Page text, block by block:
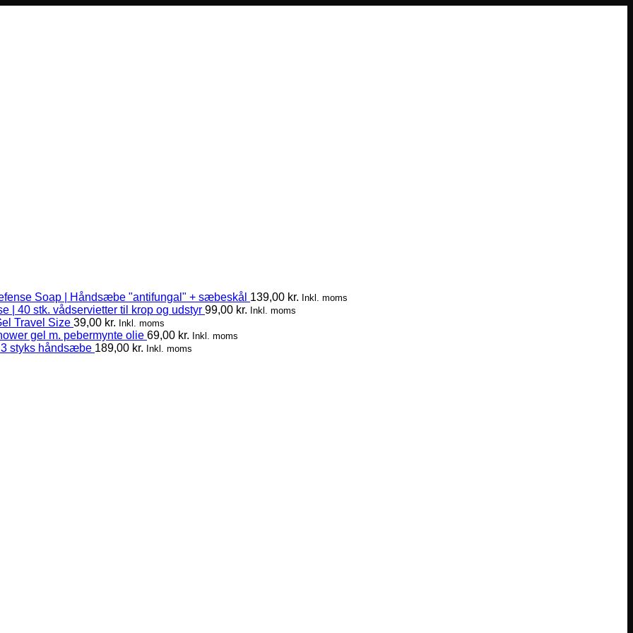
Soap | Håndsæbe "antifungal" + sæbeskål 139,00 kr. Inkl. moms
| 40 stk. vådservietter til krop og udstyr 99,00 kr. Inkl. moms
Travel Size 39,00 kr. Inkl. moms
gel m. pebermynte olie 69,00 kr. Inkl. moms
styks håndsæbe 189,00 kr. Inkl. moms